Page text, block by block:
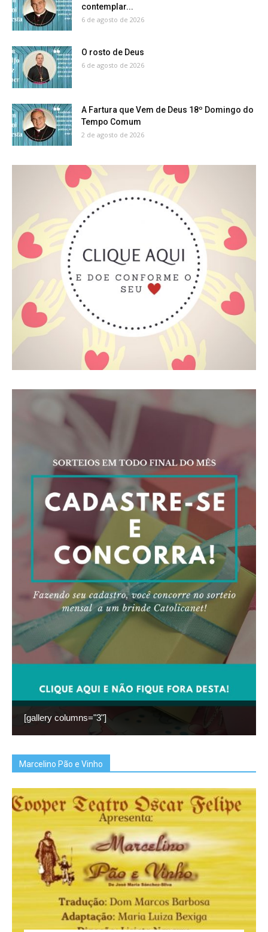
contemplar...
6 de agosto de 2026
O rosto de Deus
6 de agosto de 2026
A Fartura que Vem de Deus 18º Domingo do
Tempo Comum
2 de agosto de 2026
[gallery columns="3"]
Marcelino Pão e Vinho